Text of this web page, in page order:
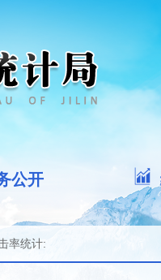
公开
率统计: